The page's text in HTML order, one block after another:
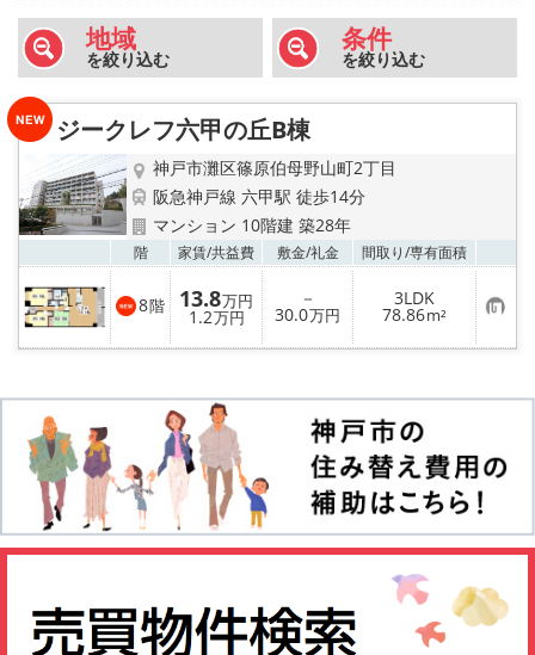
路線·駅から探す
地域から探す
地図から探す
店舗情報·アクセス
会社概要
メールでお問い合わせ
地域
を絞り込む
条件
を絞り込む
ジークレフ六甲の丘B棟
神戸市灘区篠原伯母野山町2丁目
阪急神戸線 六甲駅 徒歩14分
マンション 10階建 築28年
階 家賃/共益費 敷金/礼金 間取り/専有面積
8階 13.8万円
1.2万円
－
30.0万円
3LDK
78.86m² お
気
に
登